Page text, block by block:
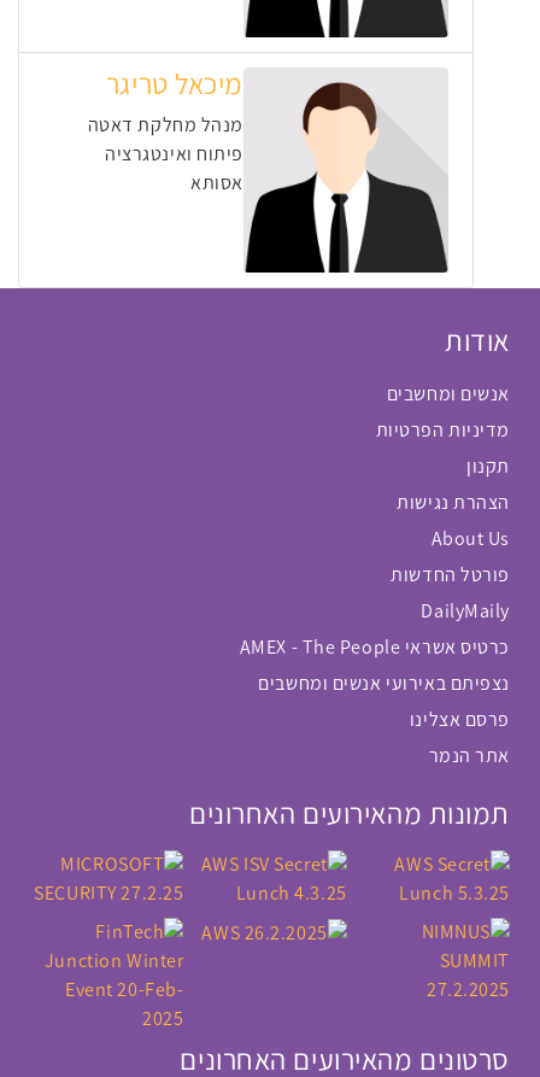
מיכאל טריגר
מנהל מחלקת דאטה
פיתוח ואינטגרציה
אסותא
אודות
אנשים ומחשבים
מדיניות הפרטיות
תקנון
הצהרת נגישות
About Us
פורטל החדשות
DailyMaily
כרטיס אשראי AMEX - The People
נצפיתם באירועי אנשים ומחשבים
פרסם אצלינו
אתר הנמר
תמונות מהאירועים האחרונים
סרטונים מהאירועים האחרונים